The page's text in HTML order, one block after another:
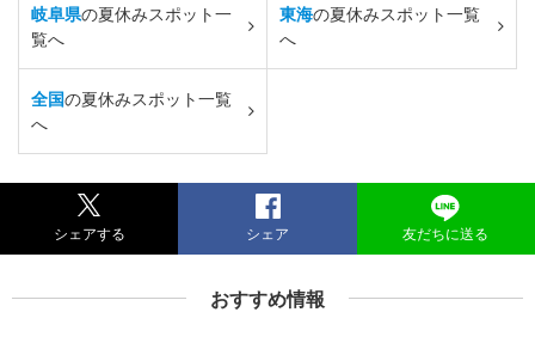
岐阜県の夏休みスポット一
覧へ
東海の夏休みスポット一覧
へ
全国の夏休みスポット一覧
へ
シェアする シェア 友だちに送る
おすすめ情報